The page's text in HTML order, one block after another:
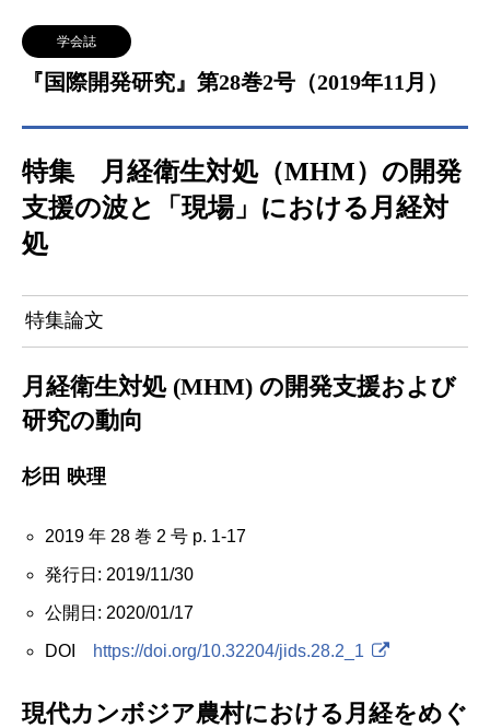
学会誌
『国際開発研究』第28巻2号（2019年11月）
特集 月経衛生対処（MHM）の開発
支援の波と「現場」における月経対
処
特集論文
月経衛生対処 (MHM) の開発支援および
研究の動向
杉田 映理
2019 年 28 巻 2 号 p. 1-17
発行日: 2019/11/30
公開日: 2020/01/17
DOI https://doi.org/10.32204/jids.28.2_1
現代カンボジア農村における月経をめぐ